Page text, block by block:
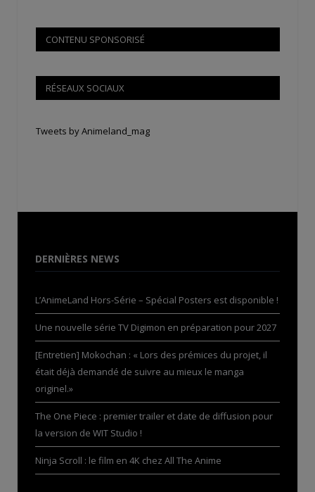
CONTENU SPONSORISÉ
RÉSEAUX SOCIAUX
Tweets by Animeland_mag
DERNIÈRES NEWS
L’AnimeLand Hors-Série – Spécial Posters est disponible !
Une nouvelle série TV Digimon en préparation pour 2027
[Entretien] Mokochan : « Lors des prémices du projet, il
était déjà demandé de suivre au mieux le manga
originel.»
The One Piece : premier trailer et date de diffusion pour
la version de WIT Studio !
Ninja Scroll : le film en 4K chez All The Anime